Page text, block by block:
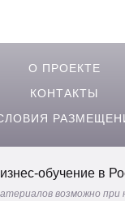
О ПРОЕКТЕ
КОНТАКТЫ
обучение в
возможно при